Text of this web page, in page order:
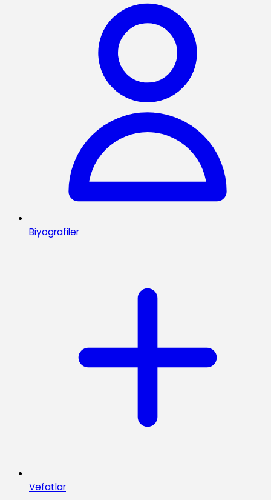
Biyografiler
Vefatlar